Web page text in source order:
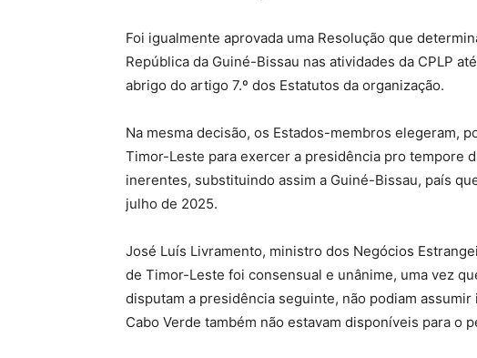
Foi igualmente aprovada uma Resolução que
República da Guiné-Bissau nas atividades da CPLP
abrigo do artigo 7.º dos Estatutos da organização.
Na mesma decisão, os Estados-membros elegeram,
Timor-Leste para exercer a presidência pro tempore
inerentes, substituindo assim a Guiné-Bissau, país
julho de 2025.
José Luís Livramento, ministro dos Negócios
de Timor-Leste foi consensual e unânime, uma vez
disputam a presidência seguinte, não podiam
Cabo Verde também não estavam disponíveis para o